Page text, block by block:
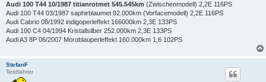
Audi 100 T44 10/1987 titianrotmet 545.545km (Zwischenmodell) 2,2E 116PS
Audi 100 T44 03/1987 saphirblaumet 92.000km (Vorfacemodell) 2,2E 116PS
Audi Cabrio 08/1992 indigoperleffekt 166000km 2,3E 133PS
Audi 100 C4 04/1994 Kristallsilber 252.000km 2,3E 133PS
Audi A3 8P 06/2007 Moroblauperleffekt 160.000km 1,6 102PS
StefanF
Testfahrer